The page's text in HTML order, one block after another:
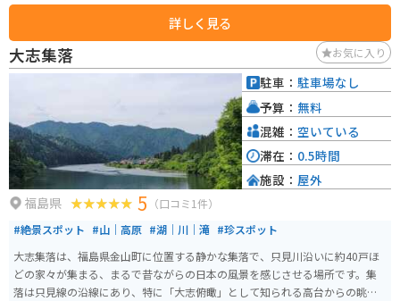
産物直売所や、会津の伝統工芸品を扱うお土産コーナーがあります。 奥会津
かねやまの名物は、なんといっても蕎麦です。道の駅内にある蕎麦処では、
地元産の蕎麦粉を使った手打ち蕎麦を味わうことができます。 バイクに乗っ
ている方は、駐車場にバイクスタンドが設置されているので安心です。ま
た、道の駅周辺には、尾瀬国立公園や檜枝岐村など、自然豊かな観光スポッ
トがたくさんあります。ツーリングの拠点としても最適です。
詳しく見る
大志集落 お気に入り
福島県 5 （口コミ1件）
#絶景スポット #山｜高原 #湖｜川｜滝 #珍スポット
大志集落は、福島県金山町に位置する静かな集落で、只見川沿いに約40戸ほ
どの家々が集まる、まるで昔ながらの日本の風景を感じさせる場所です。集
落は只見線の沿線にあり、特に「大志俯瞰」として知られる高台からの眺め
駐車： 駐車場なし
予算： 無料
混雑： 空いている
滞在： 0.5時間
施設： 屋外